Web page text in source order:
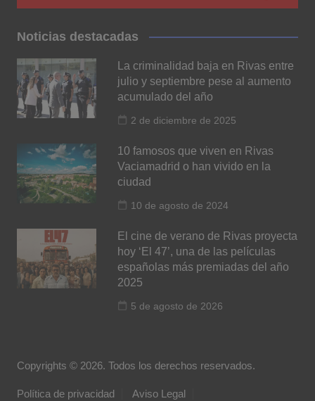
Noticias destacadas
La criminalidad baja en Rivas entre
julio y septiembre pese al aumento
acumulado del año
2 de diciembre de 2025
10 famosos que viven en Rivas
Vaciamadrid o han vivido en la
ciudad
10 de agosto de 2024
El cine de verano de Rivas proyecta
hoy ‘El 47’, una de las películas
españolas más premiadas del año
2025
5 de agosto de 2026
Copyrights © 2026. Todos los derechos reservados.
Política de privacidad Aviso Legal